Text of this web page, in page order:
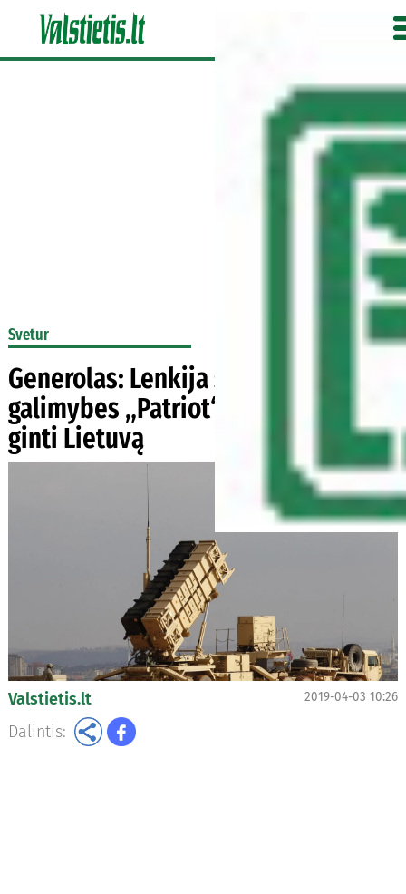
Svetur
Generolas: Lenkija svarstys
galimybes „Patriot“ sistemomis
ginti Lietuvą
Valstietis.lt 2019-04-03 10:26
Dalintis: